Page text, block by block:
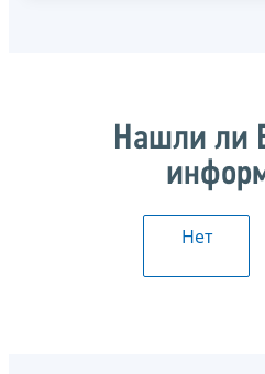
Нашли ли
Нет